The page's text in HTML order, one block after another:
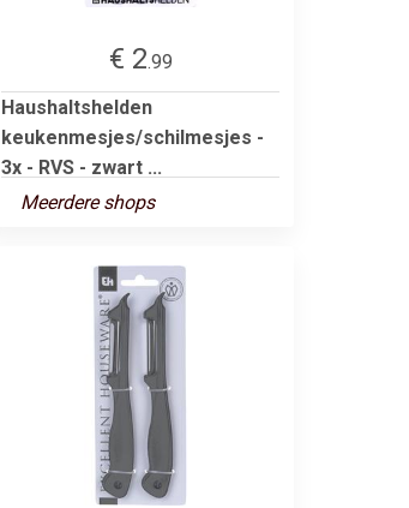
€ 2.99
Haushaltshelden
keukenmesjes/schilmesjes -
3x - RVS - zwart ...
Meerdere shops